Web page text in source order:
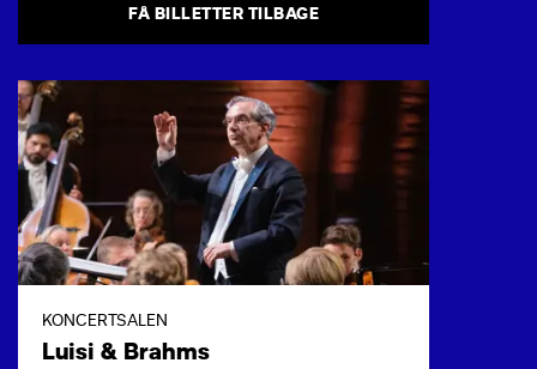
FÅ BILLETTER TILBAGE
KONCERTSALEN
Luisi & Brahms